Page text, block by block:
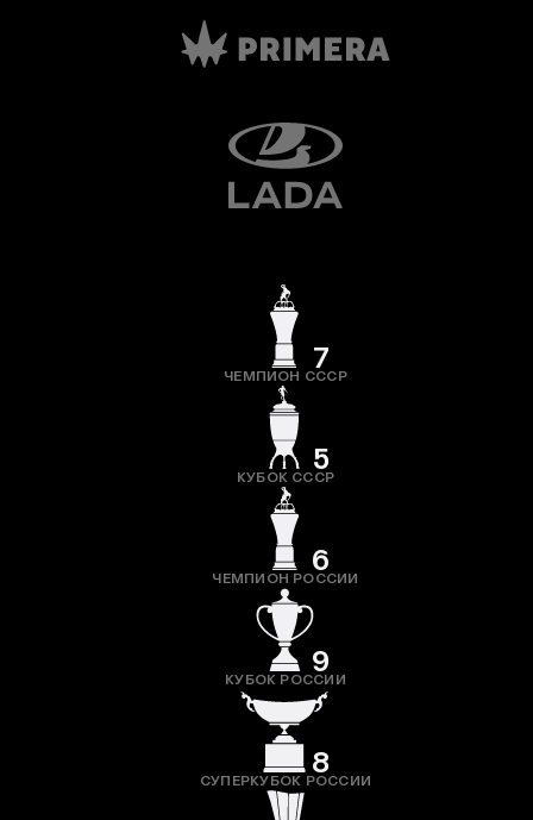
7
ЧЕМПИОН СССР
5
КУБОК СССР
6
ЧЕМПИОН РОССИИ
9
КУБОК РОССИИ
8
СУПЕРКУБОК РОССИИ